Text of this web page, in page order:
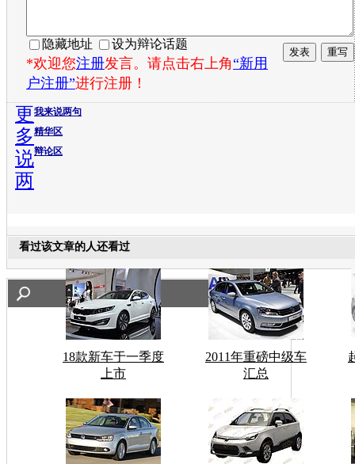
隐藏地址 设为辩论话题
*欢迎您注册发言。请点击右上角“新用
户注册”进行注册！
我来说两句
精华区
辩论区
更
多
说
两
看过该文章的人还看过
18款新车于一季度
上市
2011年重磅中级车
汇总